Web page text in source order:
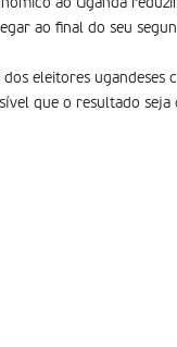
ao Uganda
ao final do seu
eleitores
que o resultado